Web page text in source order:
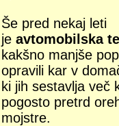
Še pred nekaj leti
je avtomobilska
kakšno manjše
opravili kar v
ki jih sestavlja več
pogosto pretrd
mojstre.